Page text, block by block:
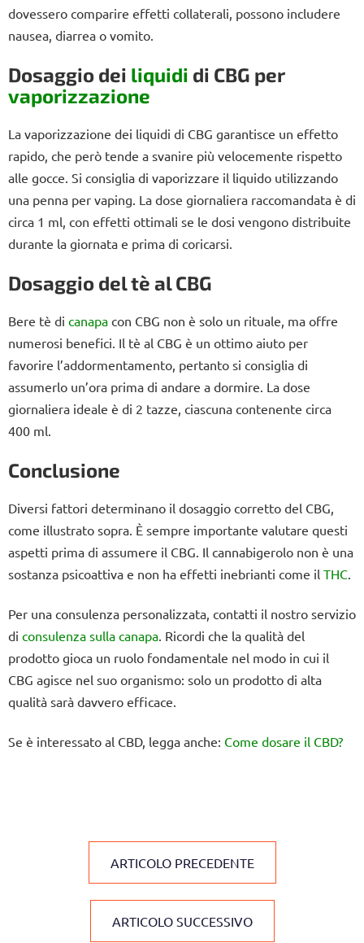
dovessero comparire effetti collaterali, possono includere
nausea, diarrea o vomito.
Dosaggio dei liquidi di CBG per
vaporizzazione
La vaporizzazione dei liquidi di CBG garantisce un effetto
rapido, che però tende a svanire più velocemente rispetto
alle gocce. Si consiglia di vaporizzare il liquido utilizzando
una penna per vaping. La dose giornaliera raccomandata è di
circa 1 ml, con effetti ottimali se le dosi vengono distribuite
durante la giornata e prima di coricarsi.
Dosaggio del tè al CBG
Bere tè di canapa con CBG non è solo un rituale, ma offre
numerosi benefici. Il tè al CBG è un ottimo aiuto per
favorire l’addormentamento, pertanto si consiglia di
assumerlo un’ora prima di andare a dormire. La dose
giornaliera ideale è di 2 tazze, ciascuna contenente circa
400 ml.
Conclusione
Diversi fattori determinano il dosaggio corretto del CBG,
come illustrato sopra. È sempre importante valutare questi
aspetti prima di assumere il CBG. Il cannabigerolo non è una
sostanza psicoattiva e non ha effetti inebrianti come il THC
Per una consulenza personalizzata, contatti il nostro servizio
di consulenza sulla canapa . Ricordi che la qualità del
prodotto gioca un ruolo fondamentale nel modo in cui il
CBG agisce nel suo organismo: solo un prodotto di alta
qualità sarà davvero efficace.
Se è interessato al CBD, legga anche: Come dosare il CBD?
ARTICOLO PRECEDENTE
ARTICOLO SUCCESSIVO